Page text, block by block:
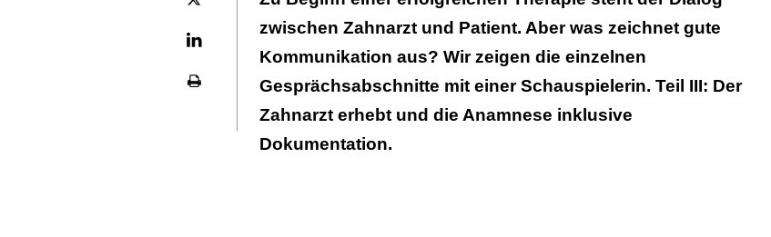
Plattform
zwischen Zahnarzt und Patient. Aber was zeichnet gute
Kommunikation aus? Wir zeigen die einzelnen
Gesprächsabschnitte mit einer Schauspielerin. Teil III: Der
Zahnarzt erhebt und die Anamnese inklusive
Dokumentation.